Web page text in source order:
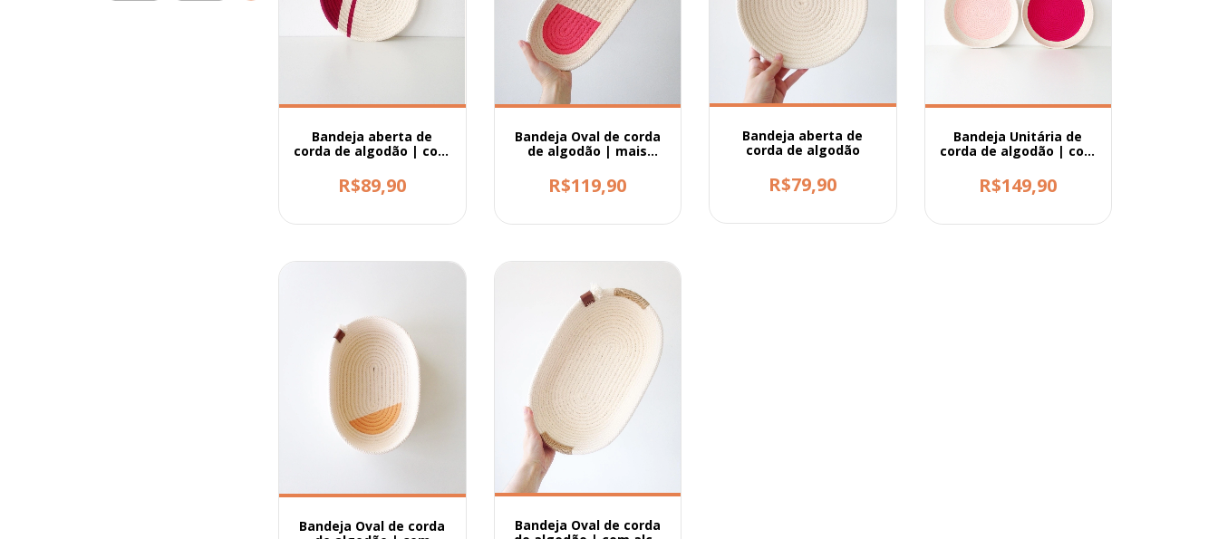
Bandeja aberta de
corda de algodão | com
R$89,90
Bandeja Oval de corda
de algodão | mais
R$119,90
Bandeja aberta de
corda de algodão
R$79,90
Bandeja Unitária de
corda de algodão | com
R$149,90
Bandeja Oval de corda
Bandeja Oval de corda